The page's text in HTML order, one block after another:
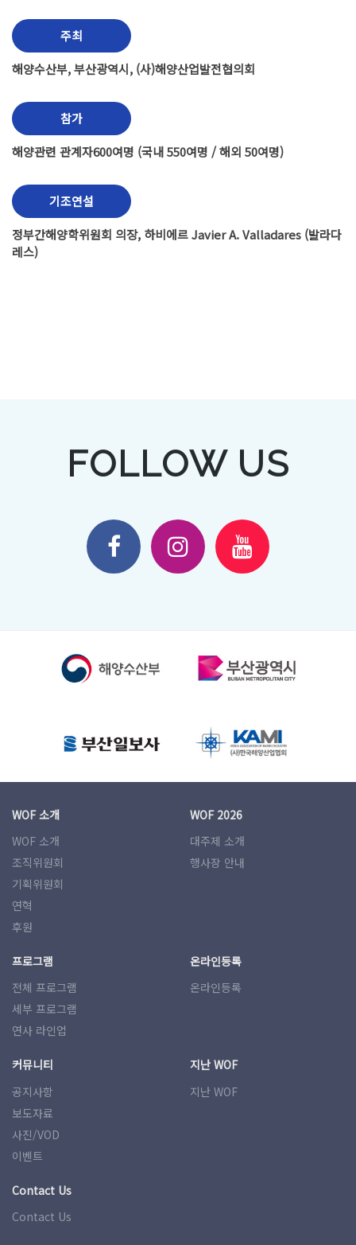
주최
해양수산부, 부산광역시, (사)해양산업발전협의회
참가
해양관련 관계자600여명 (국내 550여명 / 해외 50여명)
기조연설
정부간해양학위원회 의장, 하비에르 Javier A. Valladares (발라다
레스)
FOLLOW US
WOF 소개
WOF 소개
조직위원회
기획위원회
연혁
후원
WOF 2026
대주제 소개
행사장 안내
프로그램
전체 프로그램
세부 프로그램
연사 라인업
온라인등록
온라인등록
커뮤니티
공지사항
보도자료
사진/VOD
이벤트
지난 WOF
지난 WOF
Contact Us
Contact Us